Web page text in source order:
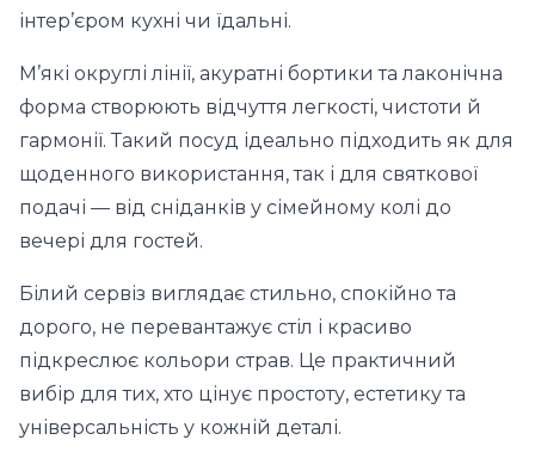
інтер’єром кухні чи їдальні.
М’які округлі лінії, акуратні бортики та лаконічна
форма створюють відчуття легкості, чистоти й
гармонії. Такий посуд ідеально підходить як для
щоденного використання, так і для святкової
подачі — від сніданків у сімейному колі до
вечері для гостей.
Білий сервіз виглядає стильно, спокійно та
дорого, не перевантажує стіл і красиво
підкреслює кольори страв. Це практичний
вибір для тих, хто цінує простоту, естетику та
універсальність у кожній деталі.